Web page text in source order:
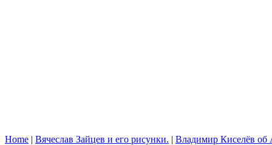
Home | Вячеслав Зайцев и его рисунки. | Владимир Киселёв об